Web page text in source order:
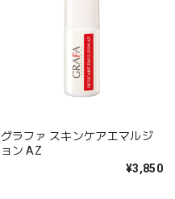
グラファ スキンケアエマルジ
ョン AZ
¥3,850